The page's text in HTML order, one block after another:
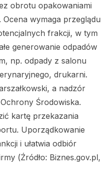
obrotu opakowaniami
wymaga przeglądu
frakcji, w tym
generowanie odpadów
np. odpady z salonu
drukarni.
a nadzór
Środowiska.
kartę przekazania
Uporządkowanie
i ułatwia odbiór
(Źródło: Biznes.gov.pl,